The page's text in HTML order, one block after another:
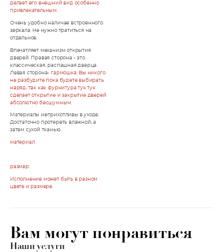
делает его внешний вид особенно
привлекательным.
Очень удобно наличае встроенного
зеркала. Не нужно тратиться на
отдельное.
Впечатляет механизм открытия
дверей. Правая сторона - это
классическая, распашная дверца.
Левая сторона- гармошка. Вы никого
не разбудите пока будете выбирать
наряд, так как фурнитура тук тук
сделает открытие и закрытие дверей
абсолютно бесшумным.
Материалы неприхотливы в уходе.
Достаточно протереть влажной, а
затем сухой тканью.
материал:
размер:
Исполнение может быть в разном
цвете и размере.
Вам могут понравиться
Наши услуги